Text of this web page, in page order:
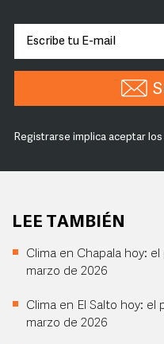
Registrarse implica aceptar los
LEE TAMBIÉN
Clima en Chapala hoy:
marzo de 2026
Clima en El Salto hoy:
marzo de 2026